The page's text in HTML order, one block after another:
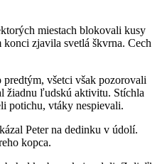
miestach blokovali kusy
konci zjavila svetlá škvrna. Cech
všetci však pozorovali
žiadnu ľudskú aktivitu. Stíchla
potichu, vtáky nespievali.
Peter na dedinku v údolí.
kopca.